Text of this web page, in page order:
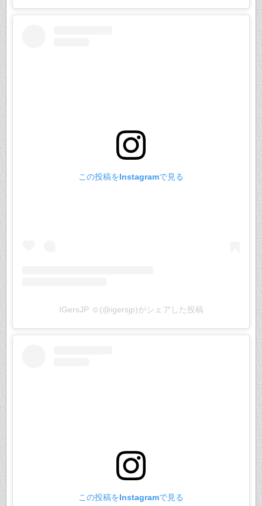
この投稿をInstagramで見る
IGersJP ☺︎(@igersjp)がシェアした投稿
この投稿をInstagramで見る